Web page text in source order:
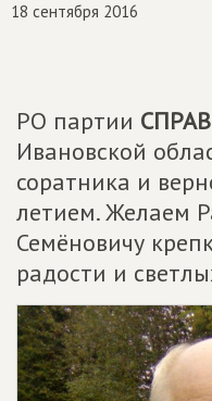
18 сентября 2016
РО партии
Ивановской
соратника и
летием. Желаем
Семёновичу
радости и